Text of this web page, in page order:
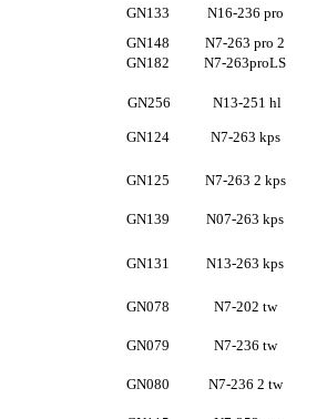
GN133 N16-236 pro
GN148
N7-263 pro 2
GN182
N7-263proLS
GN256 N13-251 hl
GN124 N7-263 kps
GN125 N7-263 2 kps
GN139 N07-263 kps
GN131 N13-263 kps
GN078 N7-202 tw
GN079 N7-236 tw
GN080 N7-236 2 tw